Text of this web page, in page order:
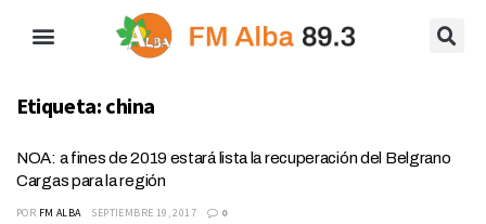
Etiqueta: china
NOA: a fines de 2019 estará lista la recuperación del Belgrano
Cargas para la región
POR FM ALBA SEPTIEMBRE 19, 2017 0